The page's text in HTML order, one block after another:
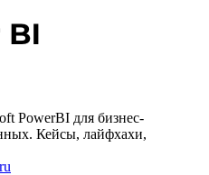
PowerBI для бизнес-
Кейсы, лайфхахи,